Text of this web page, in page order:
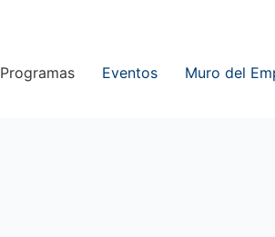
Programas Eventos Muro del